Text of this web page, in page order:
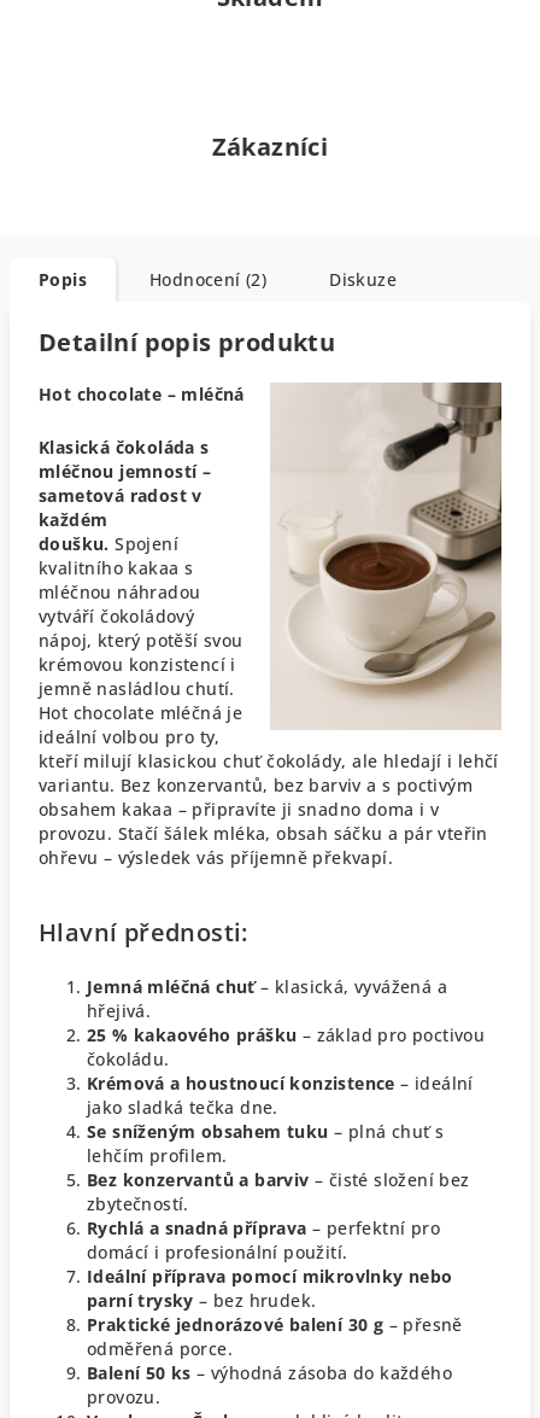
Zákazníci
Popis Hodnocení (2) Diskuze
Detailní popis produktu
Hot chocolate – mléčná
Klasická čokoláda s
mléčnou jemností –
sametová radost v
každém
doušku.Spojení
kvalitního kakaa s
mléčnou náhradou
vytváří čokoládový
nápoj, který potěší svou
krémovou konzistencí i
jemně nasládlou chutí.
Hot chocolate mléčná je
ideální volbou pro ty,
kteří milují klasickou chuť čokolády, ale hledají i lehčí
variantu. Bez konzervantů, bez barviv a s poctivým
obsahem kakaa – připravíte ji snadno doma i v
provozu. Stačí šálek mléka, obsah sáčku a pár vteřin
ohřevu – výsledek vás příjemně překvapí.
Hlavní přednosti:
Jemná mléčná chuť– klasická, vyvážená a
hřejivá.
25 % kakaového prášku – základ pro poctivou
čokoládu.
Krémová a houstnoucí konzistence – ideální
jako sladká tečka dne.
Se sníženým obsahem tuku – plná chuť s
lehčím profilem.
Bez konzervantů a barviv – čisté složení bez
zbytečností.
Rychlá a snadná příprava – perfektní pro
domácí i profesionální použití.
Ideální příprava pomocí mikrovlnky nebo
parní trysky – bez hrudek.
Praktické jednorázové balení 30 g – přesně
odměřená porce.
Balení 50 ks – výhodná zásoba do každého
provozu.